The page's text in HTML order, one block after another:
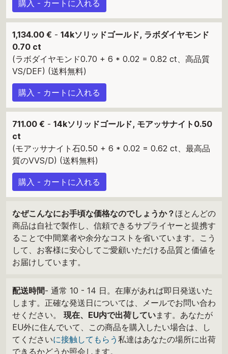
購入 - カートに入れる
1,134.00 € - 14kソリッドゴールド, ラボダイヤモンド
0.70 ct
(ラボダイヤモンド0.70 + 6 * 0.02 = 0.82 ct、高品質
VS/DEF) (送料無料)
購入 - カートに入れる
711.00 € - 14kソリッドゴールド, モアッサナイト0.50
ct
(モアッサナイト石0.50 + 6 * 0.02 = 0.62 ct、最高品
質のVVS/D) (送料無料)
購入 - カートに入れる
なぜこんなにお手頃な価格なのでしょうか？ ほとんどの
商品は自社で製作し、信頼できるサプライヤーと提携す
ることで中間業者や余分なコストを省いています。こう
して、お客様に安心してご愛顧いただける品質と価値を
お届けしています。
配送時間- 通常 10 - 14 日。在庫があれば即日発送いた
します。正確な発送日については、メールでお問い合わ
せください。 現在、EU内で出荷しています。あなたが
EU外に住んでいて、この商品を購入したい場合は、し
てくださいに接触してもらう 私達はあなたの場所に出荷
できるかどうか照会します。